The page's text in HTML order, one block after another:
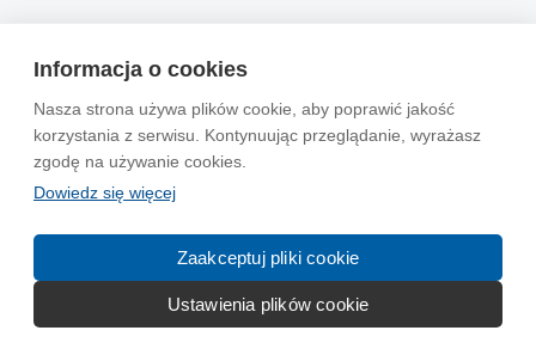
Informacja o cookies
Nasza strona używa plików cookie, aby poprawić jakość
korzystania z serwisu. Kontynuując przeglądanie, wyrażasz
zgodę na używanie cookies.
Dowiedz się więcej
Zaakceptuj pliki cookie
Ustawienia plików cookie